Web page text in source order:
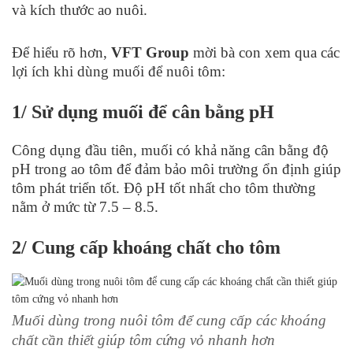
và kích thước ao nuôi.
Để hiểu rõ hơn, VFT Group mời bà con xem qua các
lợi ích khi dùng muối để nuôi tôm:
1/ Sử dụng muối để cân bằng pH
Công dụng đầu tiên, muối có khả năng cân bằng độ
pH trong ao tôm để đảm bảo môi trường ổn định giúp
tôm phát triển tốt. Độ pH tốt nhất cho tôm thường
nằm ở mức từ 7.5 – 8.5.
2/ Cung cấp khoáng chất cho tôm
Muối dùng trong nuôi tôm để cung cấp các khoáng
chất cần thiết giúp tôm cứng vỏ nhanh hơn